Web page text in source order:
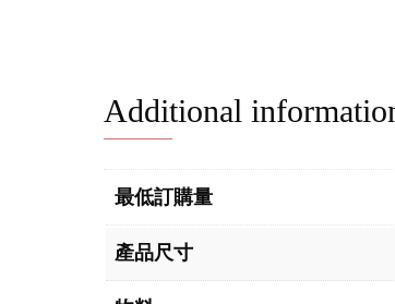
Additional
最低訂購量
產品尺寸